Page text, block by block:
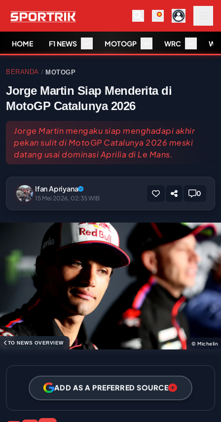
HOME F1 NEWS MOTOGP WRC
BERANDA / MOTOGP
Jorge Martin Siap Menderita di
MotoGP Catalunya 2026
Jorge Martin mengaku siap menghadapi akhir
pekan sulit di MotoGP Catalunya 2026 meski
datang usai dominasi Aprilia di Le Mans.
Ifan Apriyana
15 Mei 2026, 02:35 WIB
0
TO NEWS OVERVIEW © Michelin
ADD AS A PREFERRED SOURCE